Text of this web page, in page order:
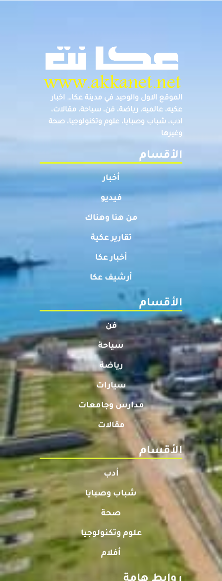
الموقع الاول والوحيد في مدينة عكا… اخبار
عكيه، عالميه، رياضة، فن، سياحة، مقالات،
ادب، شباب وصبايا، علوم وتكنولوجيا، صحة
وغيرها
الأقسام
أخبار
فيديو
من هنا وهناك
تقارير عكية
أخبار عكا
أرشيف عكا
الأقسام
فن
سياحة
رياضة
سيارات
مدارس وجامعات
مقالات
الأقسام
أدب
شباب وصبايا
صحة
علوم وتكنولوجيا
أفلام